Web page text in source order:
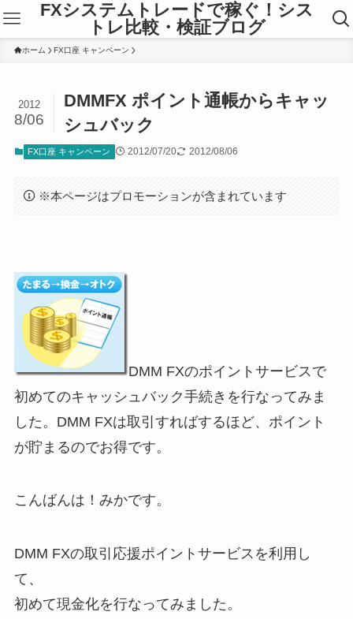
FXシステムトレードで稼ぐ！シス
トレ比較・検証ブログ
ホーム FX口座 キャンペーン
DMMFX ポイント通帳からキャッ
シュバック
2012
8/06
FX口座 キャンペーン 2012/07/20 2012/08/06
※本ページはプロモーションが含まれています
DMM FXのポイントサービスで
初めてのキャッシュバック手続きを行なってみま
した。DMM FXは取引すればするほど、ポイント
が貯まるのでお得です。
こんばんは！みかです。
DMM FXの取引応援ポイントサービスを利用し
て、
初めて現金化を行なってみました。